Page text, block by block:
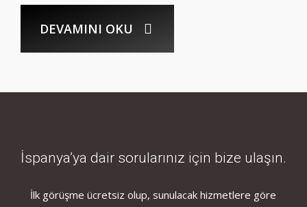
DEVAMINI OKU
İspanya’ya dair sorularınız için bize ulaşın.
İlk görüşme ücretsiz olup, sunulacak hizmetlere göre